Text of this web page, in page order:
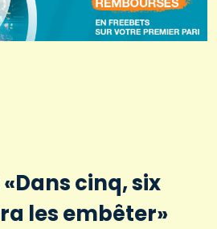
cinq, six
les embêter»